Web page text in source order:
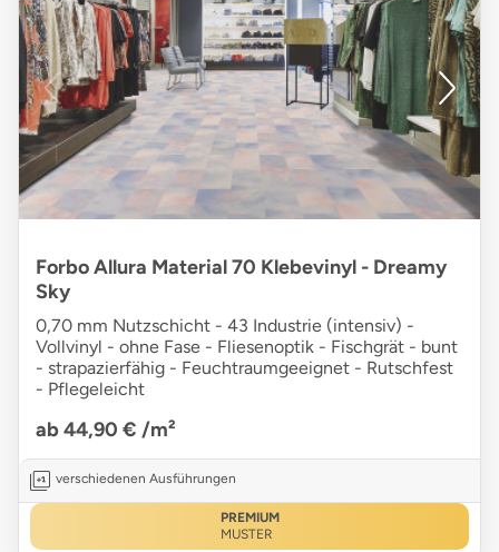
Forbo Allura Material 70 Klebevinyl - Dreamy
Sky
0,70 mm Nutzschicht - 43 Industrie (intensiv) -
Vollvinyl - ohne Fase - Fliesenoptik - Fischgrät - bunt
- strapazierfähig - Feuchtraumgeeignet - Rutschfest
- Pflegeleicht
ab 44,90 € /m²
verschiedenen Ausführungen
PREMIUM
MUSTER